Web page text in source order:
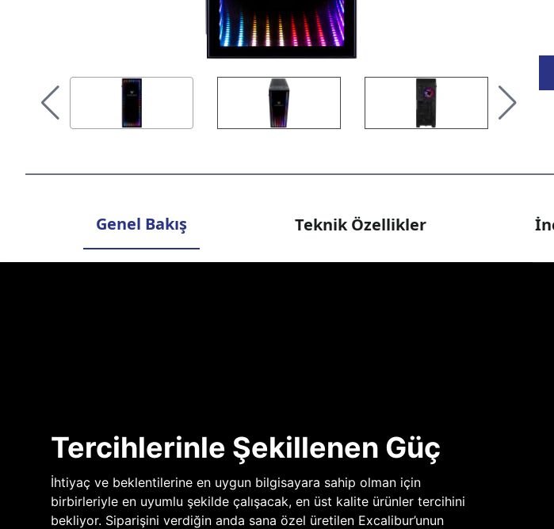
Genel Bakış Teknik Özellikler
Tercihlerinle Şekillenen Güç
İhtiyaç ve beklentilerine en uygun bilgisayara sahip olman için
birbirleriyle en uyumlu şekilde çalışacak, en üst kalite ürünler tercihini
bekliyor. Siparişini verdiğin anda sana özel üretilen Excalibur’unun